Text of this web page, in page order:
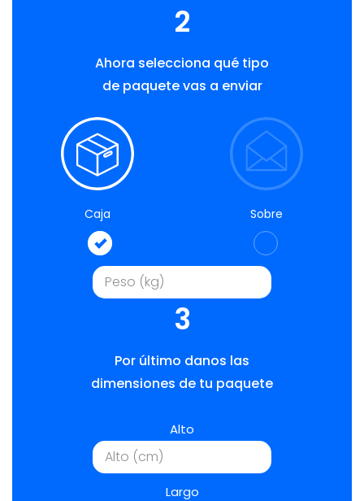
2
Ahora selecciona qué tipo
de paquete vas a enviar
Caja Sobre
3
Por último danos las
dimensiones de tu paquete
Alto
Largo